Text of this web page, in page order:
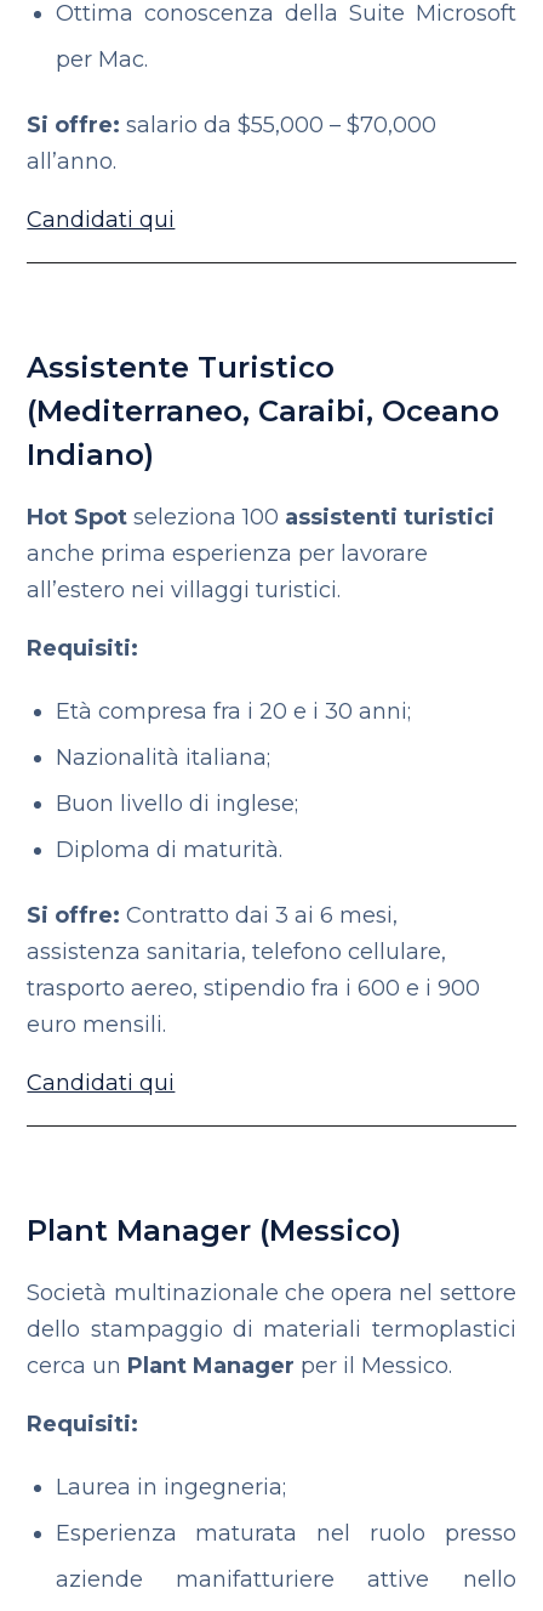
Ottima conoscenza della Suite Microsoft
per Mac.
Si offre: salario da ‪$55,000 – $70,000
all’anno.
Candidati qui
Assistente Turistico
(Mediterraneo, Caraibi, Oceano
Indiano)
Hot Spot seleziona 100 assistenti turistici
anche prima esperienza per lavorare
all’estero nei villaggi turistici.
Requisiti:
Età compresa fra i 20 e i 30 anni;
Nazionalità italiana;
Buon livello di inglese;
Diploma di maturità.
Si offre: Contratto dai 3 ai 6 mesi,
assistenza sanitaria, telefono cellulare,
trasporto aereo, stipendio fra i 600 e i 900
euro mensili.
Candidati qui
Plant Manager (Messico)
Società multinazionale che opera nel settore
dello stampaggio di materiali termoplastici
cerca un Plant Manager per il Messico.
Requisiti:
Laurea in ingegneria;
Esperienza maturata nel ruolo presso
aziende manifatturiere attive nello